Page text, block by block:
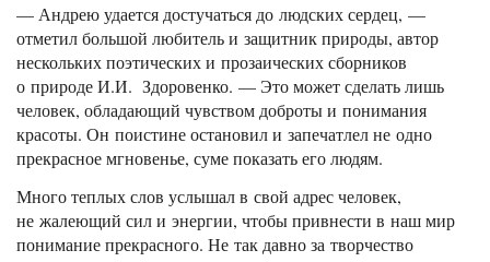
— Андрею удается достучаться до людских сердец, —
отметил большой любитель и защитник природы, автор
нескольких поэтических и прозаических сборников
о природе И.И. Здоровенко. — Это может сделать лишь
человек, обладающий чувством доброты и понимания
красоты. Он поистине остановил и запечатлел не одно
прекрасное мгновенье, суме показать его людям.
Много теплых слов услышал в свой адрес человек,
не жалеющий сил и энергии, чтобы привнести в наш мир
понимание прекрасного. Не так давно за творчество